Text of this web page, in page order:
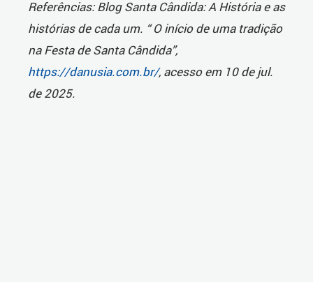
Referências: Blog Santa Cândida: A História e as
histórias de cada um. “ O início de uma tradição
na Festa de Santa Cândida”,
https://danusia.com.br/, acesso em 10 de jul.
de 2025.